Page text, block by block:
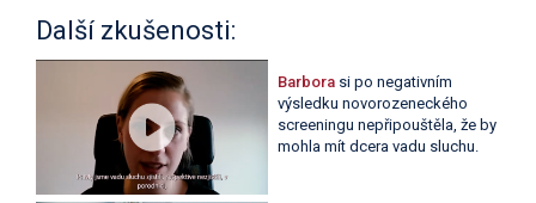
Další zkušenosti:
Barbora si po negativním
výsledku novorozeneckého
screeningu nepřipouštěla, že by
mohla mít dcera vadu sluchu.